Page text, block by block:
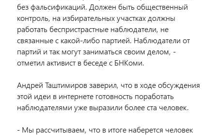
без фальсификаций. Должен быть общественный
контроль, на избирательных участках должны
работать беспристрастные наблюдатели, не
связанные с какой-либо партией. Наблюдатели от
партий и так могут заниматься своим делом, -
отметил активист в беседе с БНКоми.
Андрей Таштимиров заверил, что в ходе обсуждения
этой идеи в интернете готовность поработать
наблюдателями уже выразили более ста человек.
- Мы рассчитываем, что в итоге наберется человек